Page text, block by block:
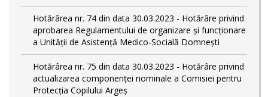
Hotărârea nr. 74 din data 30.03.2023 - Hotărâre privind
aprobarea Regulamentului de organizare și funcționare
a Unității de Asistență Medico-Socială Domnești
Hotărârea nr. 75 din data 30.03.2023 - Hotărâre privind
actualizarea componenței nominale a Comisiei pentru
Protecția Copilului Argeș